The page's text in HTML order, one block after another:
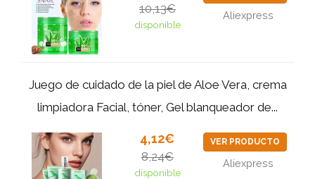
10,13€
disponible
Aliexpress
Juego de cuidado de la piel de Aloe Vera, crema
limpiadora Facial, tóner, Gel blanqueador de...
4,12€
8,24€
disponible
VER PRODUCTO
Aliexpress